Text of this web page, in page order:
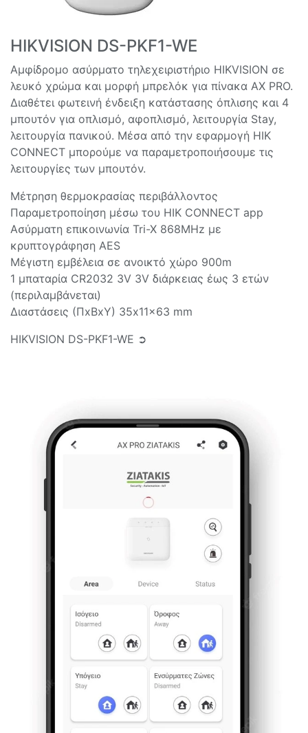
HIKVISION DS-PKF1-WE
Αμφίδρομο ασύρματο τηλεχειριστήριο HIKVISION σε
λευκό χρώμα και μορφή μπρελόκ για πίνακα AX PRO.
Διαθέτει φωτεινή ένδειξη κατάστασης όπλισης και 4
μπουτόν για οπλισμό, αφοπλισμό, λειτουργία Stay,
λειτουργία πανικού. Μέσα από την εφαρμογή HIK
CONNECT μπορούμε να παραμετροποιήσουμε τις
λειτουργίες των μπουτόν.
Μέτρηση θερμοκρασίας περιβάλλοντος
Παραμετροποίηση μέσω του HIK CONNECT app
Ασύρματη επικοινωνία Tri-X 868MHz με
κρυπτογράφηση AES
Μέγιστη εμβέλεια σε ανοικτό χώρο 900m
1 μπαταρία CR2032 3V 3V διάρκειας έως 3 ετών
(περιλαμβάνεται)
Διαστάσεις (ΠxΒxY) 35x11x63 mm
HIKVISION DS-PKF1-WE ➲